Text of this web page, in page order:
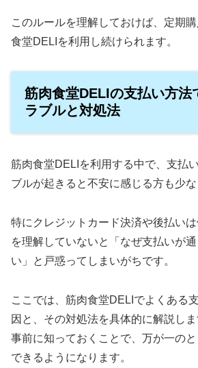
このルールを理解しておけば、定期
食堂DELIを利用し続けられます。
筋肉食堂DELIの支払い方法
ラブルと対処法
筋肉食堂DELIを利用する中で、支払
ブルが起きると不安に感じる方も少な
特にクレジットカード決済や後払い
を理解していないと「なぜ支払いが
い」と戸惑ってしまいがちです。
ここでは、筋肉食堂DELIでよくある
因と、その対処法を具体的に解説しま
事前に知っておくことで、万が一の
できるようになります。